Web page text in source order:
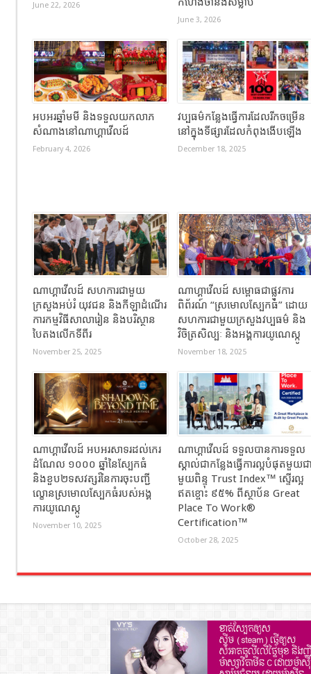
June 22, 2026
June 3, 2026
អបអរឆ្នាំមមី និងទទួលយកលាភ
សំណាងនៅណាហ្គាវើលដ៍
February 4, 2026
វប្បធម៌កន្លែងធ្វើការដែលរីកចម្រើន
នៅក្នុងទីផ្សារដែលកំពុងងើបឡើង
December 18, 2025
ណាហ្គាវើលដ៍ សហការជាមួយ
ក្រសួងអប់រំ យុវជន និងកីឡាដំណើរ
ការកម្មវិធីសាលារៀន និងបរិស្ថាន
បៃតងលើកទីពីរ
November 25, 2025
ណាហ្គាវើលដ៍ សម្ពោធជាផ្លូវការ
ពិព័រណ៍ “ស្រមោលស្បែកធំ” ដោយ
សហការជាមួយក្រសួងវប្បធម៌ និង
វិចិត្រសិល្បៈ និងអង្គការយូណេស្កូ
November 18, 2025
ណាហ្គាវើលដ៍ អបអរសាទរដល់កេរ
ដំណែល ១០០០ ឆ្នាំនៃស្បែកធំ
និងខួប២ទសវត្សរ៍នៃការចុះបញ្ជី
ល្ខោនស្រមោលស្បែកធំរបស់អង្គ
ការយូណេស្កូ
November 10, 2025
ណាហ្គាវើលដ៍ ទទួលបានការទទួល
ស្គាល់ជាកន្លែងធ្វើការល្អបំផុតមួយជ
មួយពិន្ទុ Trust Index™ ស្ទើរល្អ
ឥតខ្ចោះ ៩៥% ពីស្ថាប័ន Great
Place To Work®
Certification™
October 28, 2025